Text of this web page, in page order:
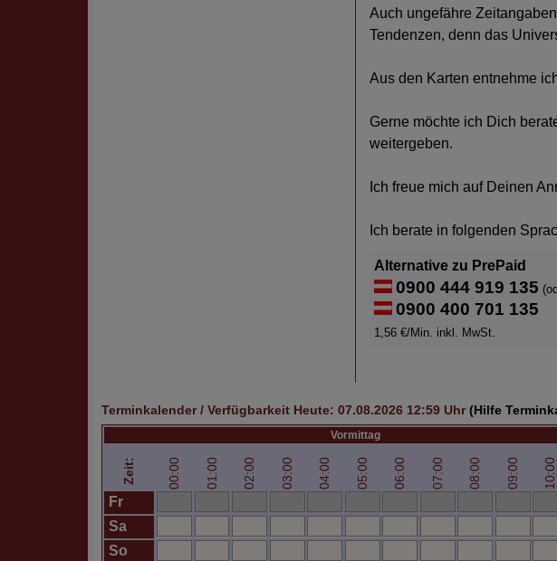
Auch ungefähre
Tendenzen, denn das
Aus den Karten entnehme
Gerne möchte ich Dich
weitergeben.
Ich freue mich auf Deinen
Ich berate in folgenden
Alternative zu PrePaid
0900 444 919 135
0900 400 701 135
1,56 €/Min. inkl. MwSt.
Terminkalender / Verfügbarkeit Heute: 07.08.2026 12:59 Uhr(Hilfe
Vormittag
Zeit: 00:00 01:00 02:00 03:00 04:00 05:00 06:00 07:00 08:00 09:00 10:00
Fr
Sa
So